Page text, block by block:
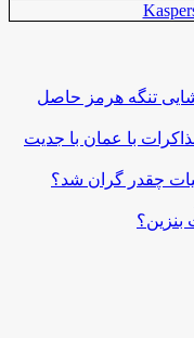
تنگه هرمز حاصل
با عمان با جدیت
بنزین؟